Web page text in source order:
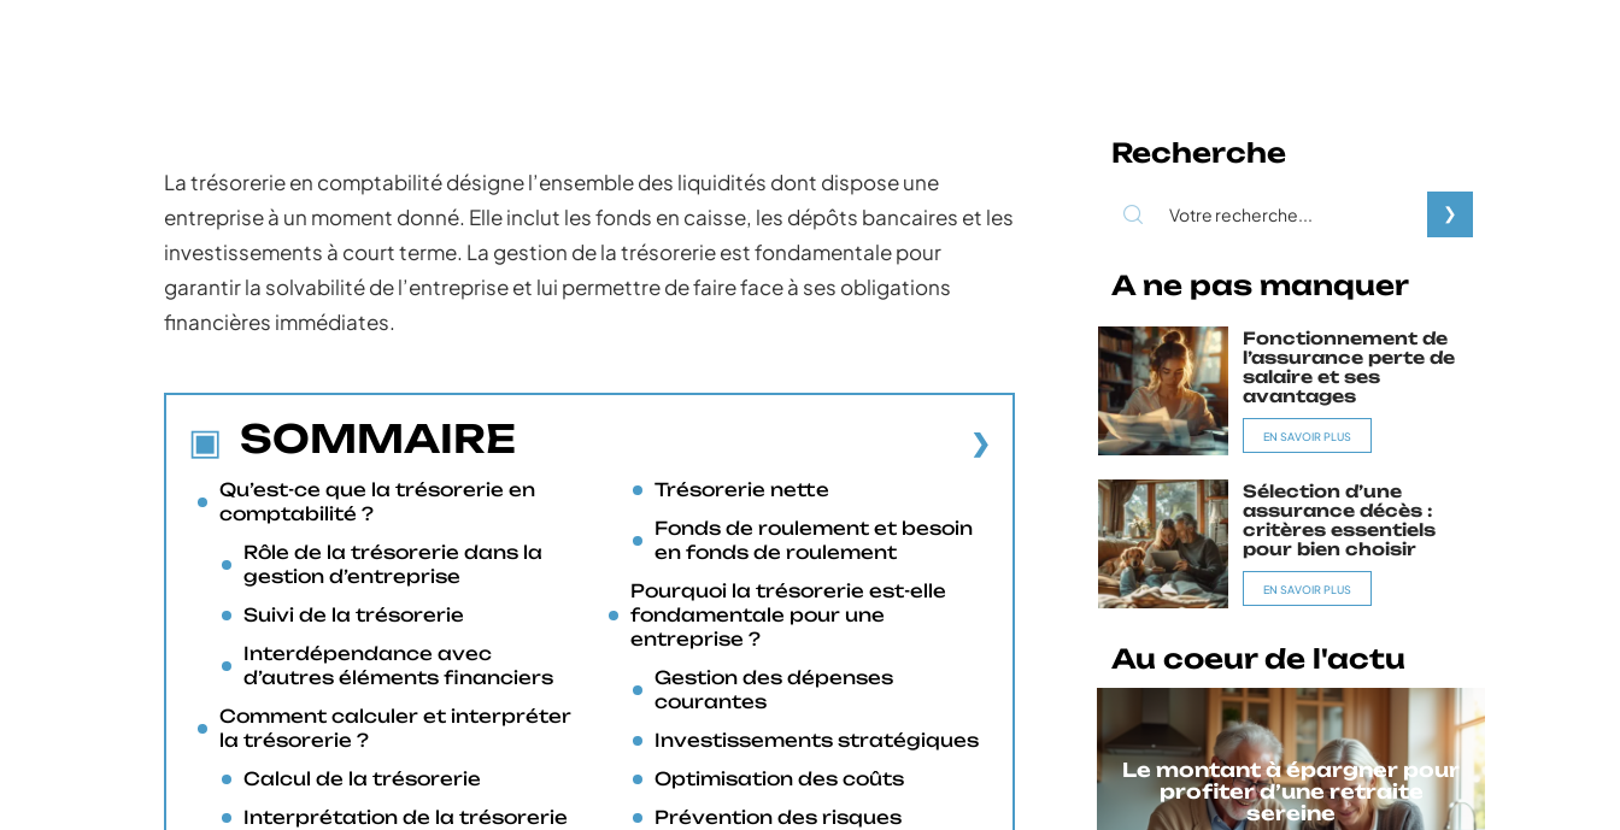
La trésorerie en comptabilité désigne l’ensemble des liquidités dont dispose une
entreprise à un moment donné. Elle inclut les fonds en caisse, les dépôts bancaires et les
investissements à court terme. La gestion de la trésorerie est fondamentale pour
garantir la solvabilité de l’entreprise et lui permettre de faire face à ses obligations
financières immédiates.
SOMMAIRE
Qu’est-ce que la trésorerie en
comptabilité ?
Rôle de la trésorerie dans la
gestion d’entreprise
Suivi de la trésorerie
Interdépendance avec
d’autres éléments financiers
Comment calculer et interpréter
la trésorerie ?
Calcul de la trésorerie
Interprétation de la trésorerie
Trésorerie nette
Fonds de roulement et besoin
en fonds de roulement
Pourquoi la trésorerie est-elle
fondamentale pour une
entreprise ?
Gestion des dépenses
courantes
Investissements stratégiques
Optimisation des coûts
Prévention des risques
Recherche
A ne pas manquer
Fonctionnement de
l’assurance perte de
salaire et ses
avantages
EN SAVOIR PLUS
Sélection d’une
assurance décès :
critères essentiels
pour bien choisir
EN SAVOIR PLUS
Au coeur de l'actu
Le montant à épargner pour
profiter d’une retraite
sereine